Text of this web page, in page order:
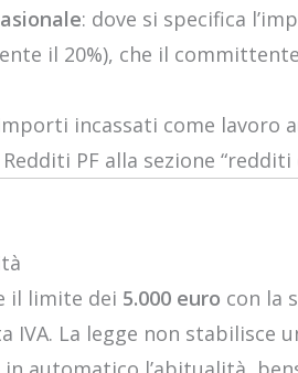
: dove si specifica
il 20%), che il
incassati come lavoro
PF alla sezione “redditi
il limite dei 5.000 euro con la
IVA. La legge non stabilisce